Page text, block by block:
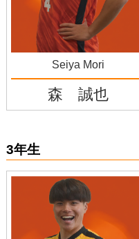
Seiya Mori
森 誠也
3年生